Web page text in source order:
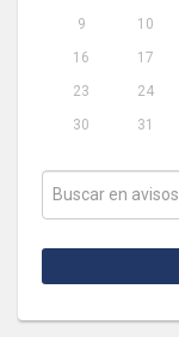
9
10
16
17
23
24
30
31